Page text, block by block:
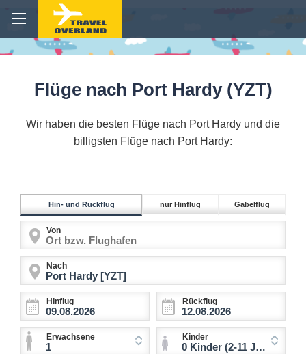
Flüge nach Port Hardy (YZT)
Wir haben die besten Flüge nach Port Hardy und die
billigsten Flüge nach Port Hardy:
Hin- und Rückflug nur Hinflug Gabelflug
Von
Nach
Hinflug Rückflug
Erwachsene
1
Kinder
0 Kinder (2-11 Jahre)